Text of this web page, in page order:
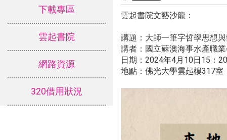
下載專區
雲起書院
網路資源
320借用狀況
雲起書院文藝沙龍：
講題：大師一筆字哲學思想
講者：國立蘇澳海事水產職
日期：2024年4月10日15：
地點：佛光大學雲起樓317室